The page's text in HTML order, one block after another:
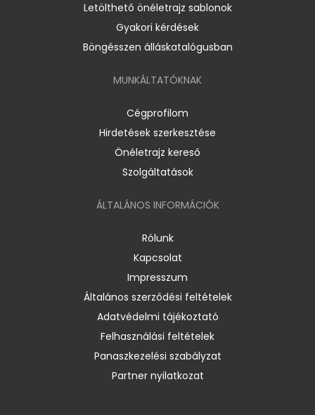
Letölthető önéletrajz sablonok
Gyakori kérdések
Böngésszen álláskatalógusban
MUNKÁLTATÓKNAK
Cégprofilom
Hirdetések szerkesztése
Önéletrajz kereső
Szolgáltatások
ÁLTALÁNOS INFORMÁCIÓK
Rólunk
Kapcsolat
Impresszum
Általános szerződési feltételek
Adatvédelmi tájékoztató
Felhasználási feltételek
Panaszkezelési szabályzat
Partner nyilatkozat